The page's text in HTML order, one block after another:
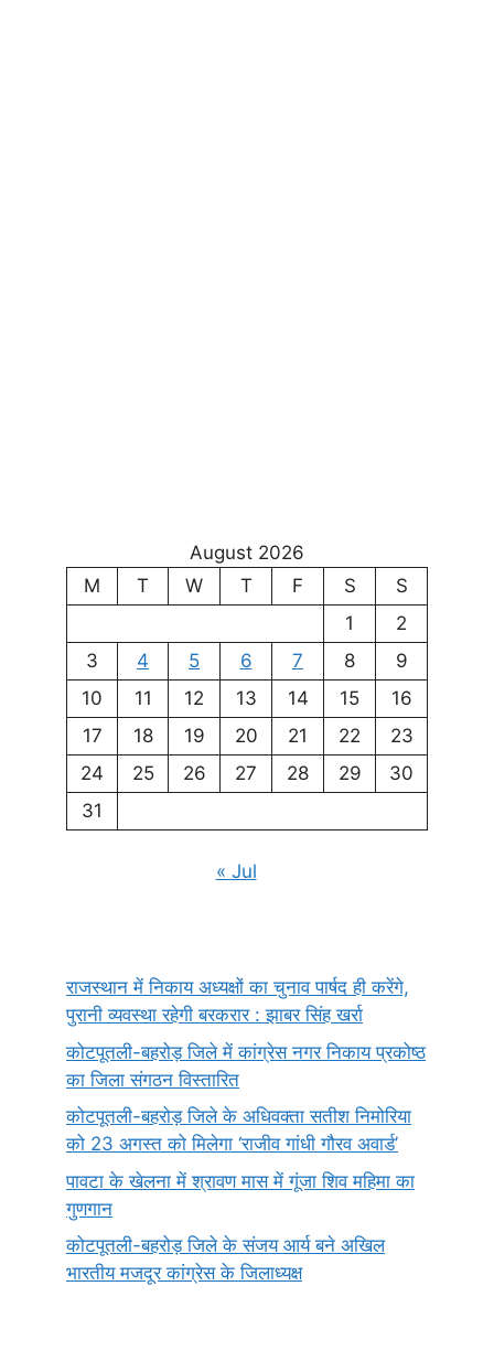
August 2026
M
T W T F S
S
1
2
3
4 5 6 7 8
9
10
11 12 13 14 15
16
17
18 19 20 21 22
23
24
25 26 27 28 29
30
31
« Jul
राजस्थान में निकाय अध्यक्षों का चुनाव पार्षद ही करेंगे,
पुरानी व्यवस्था रहेगी बरकरार : झाबर सिंह खर्रा
कोटपूतली-बहरोड़ जिले में कांग्रेस नगर निकाय प्रकोष्ठ
का जिला संगठन विस्तारित
कोटपूतली-बहरोड़ जिले के अधिवक्ता सतीश निमोरिया
को 23 अगस्त को मिलेगा ‘राजीव गांधी गौरव अवार्ड’
पावटा के खेलना में श्रावण मास में गूंजा शिव महिमा का
गुणगान
कोटपूतली-बहरोड़ जिले के संजय आर्य बने अखिल
भारतीय मजदूर कांग्रेस के जिलाध्यक्ष